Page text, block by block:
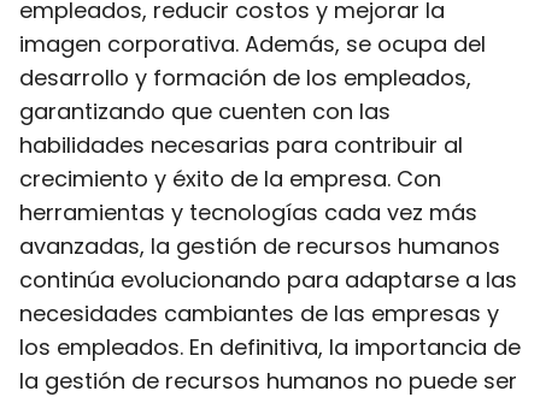
empleados, reducir costos y mejorar la
imagen corporativa. Además, se ocupa del
desarrollo y formación de los empleados,
garantizando que cuenten con las
habilidades necesarias para contribuir al
crecimiento y éxito de la empresa. Con
herramientas y tecnologías cada vez más
avanzadas, la gestión de recursos humanos
continúa evolucionando para adaptarse a las
necesidades cambiantes de las empresas y
los empleados. En definitiva, la importancia de
la gestión de recursos humanos no puede ser